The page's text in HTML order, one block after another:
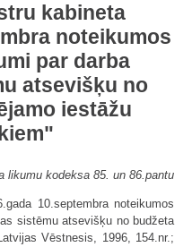
kabineta
noteikumos
par darba
atsevišķu no
iestāžu
likumu kodeksa 85. un 86.pantu
10.septembra noteikumos
sistēmu atsevišķu no budžeta
Vēstnesis, 1996, 154.nr.;